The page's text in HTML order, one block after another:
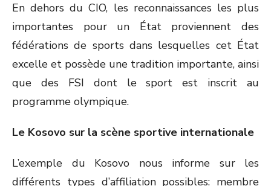
En dehors du CIO, les reconnaissances les plus
importantes pour un État proviennent des
fédérations de sports dans lesquelles cet État
excelle et possède une tradition importante, ainsi
que des FSI dont le sport est inscrit au
programme olympique.
Le Kosovo sur la scène sportive internationale
L’exemple du Kosovo nous informe sur les
différents types d’affiliation possibles: membre